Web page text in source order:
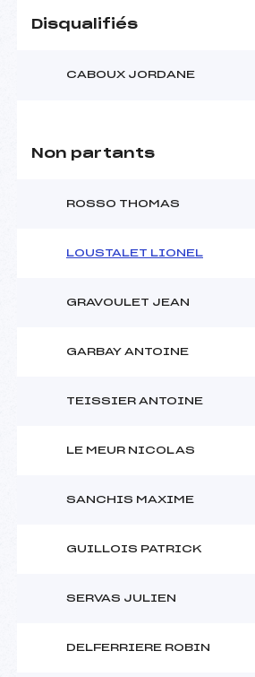
Disqualifiés
CABOUX JORDANE
Non partants
ROSSO THOMAS
LOUSTALET LIONEL
GRAVOULET JEAN
GARBAY ANTOINE
TEISSIER ANTOINE
LE MEUR NICOLAS
SANCHIS MAXIME
GUILLOIS PATRICK
SERVAS JULIEN
DELFERRIERE ROBIN